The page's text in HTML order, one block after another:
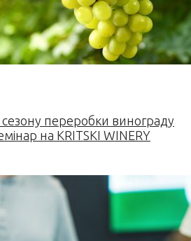
сезону переробки винограду
на KRITSKI WINERY